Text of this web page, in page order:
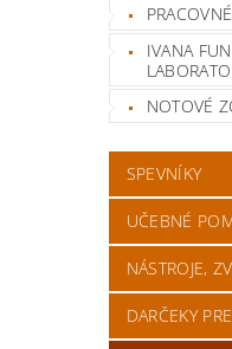
IVANA
NOTOVÉ
SPEVNÍKY
UČEBNÉ
NÁSTROJE,
DARČEKY